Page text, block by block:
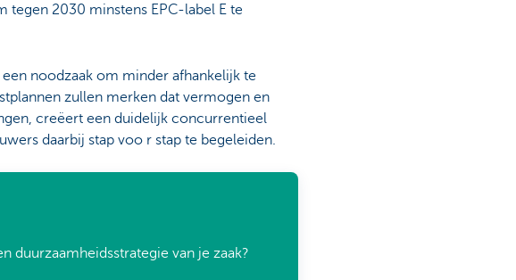
2030 minstens EPC-label E te
noodzaak om minder afhankelijk te
zullen merken dat vermogen en
creëert een duidelijk concurrentieel
daarbij stap voo r stap te begeleiden.
duurzaamheidsstrategie van je zaak?